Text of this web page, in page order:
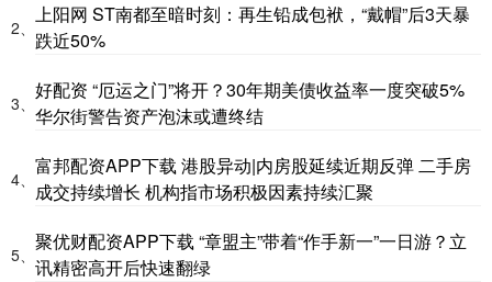
2、
上阳网 ST南都至暗时刻：再生铅成包袱，“戴帽”后3天暴
跌近50%
3、
好配资 “厄运之门”将开？30年期美债收益率一度突破5%
华尔街警告资产泡沫或遭终结
4、
富邦配资APP下载 港股异动|内房股延续近期反弹 二手房
成交持续增长 机构指市场积极因素持续汇聚
5、
聚优财配资APP下载 “章盟主”带着“作手新一”一日游？立
讯精密高开后快速翻绿